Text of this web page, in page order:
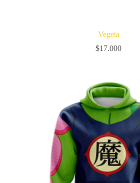
Vegeta
$17.000